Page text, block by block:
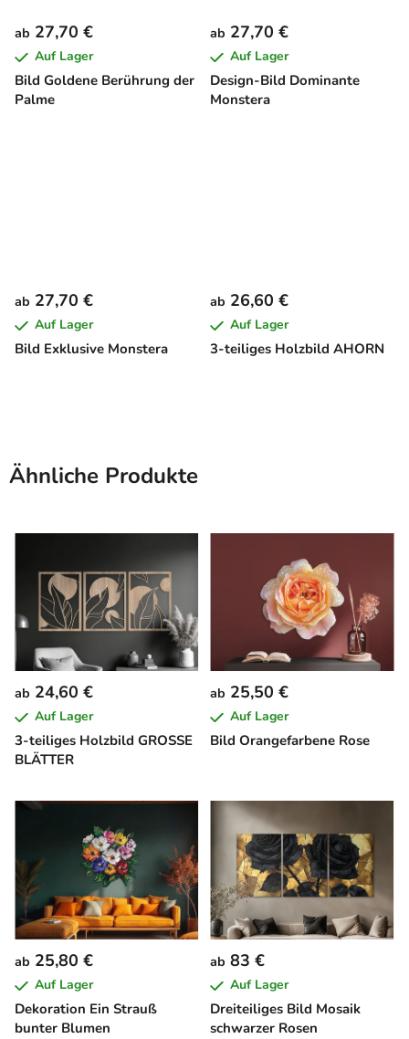
Bild Goldene Berührung der
Palme
ab 27,70 €
Auf Lager
Design-Bild Dominante
Monstera
ab 27,70 €
Auf Lager
Bild Exklusive Monstera
ab 27,70 €
Auf Lager
3-teiliges Holzbild AHORN
ab 26,60 €
Auf Lager
Ähnliche Produkte
3-teiliges Holzbild GROSSE
BLÄTTER
ab 24,60 €
Auf Lager
Bild Orangefarbene Rose
ab 25,50 €
Auf Lager
Dekoration Ein Strauß
bunter Blumen
ab 25,80 €
Auf Lager
Dreiteiliges Bild Mosaik
schwarzer Rosen
ab 83 €
Auf Lager